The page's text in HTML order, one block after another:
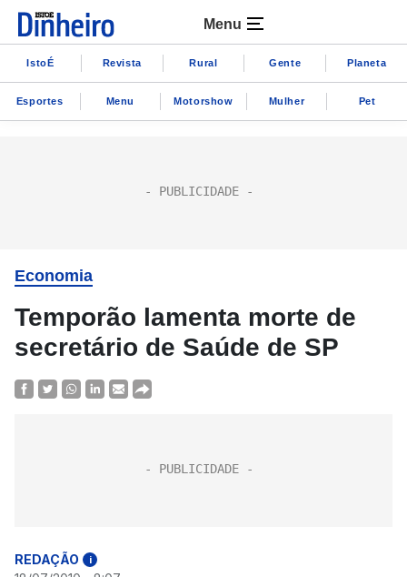
Menu
IstoÉ Revista Rural Gente Planeta
Esportes Menu Motorshow Mulher Pet
Economia
Temporão lamenta morte de
secretário de Saúde de SP
REDAÇÃO i